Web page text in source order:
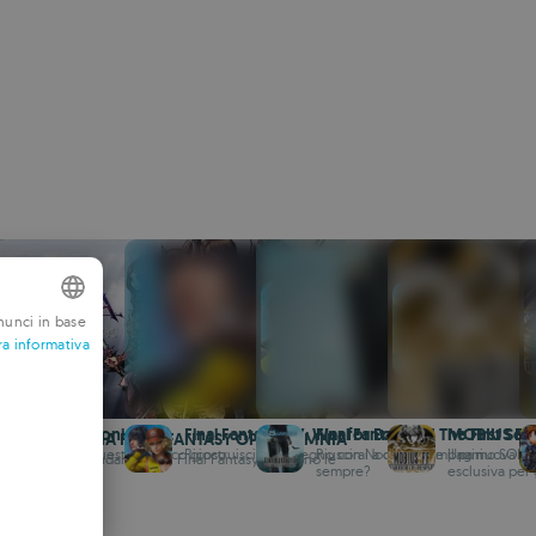
イナルフ
azione HD in
Crystal Chronicles
in questo classico gioco
DISSIDIA FINAL FANTASY OPERA OMNIA
I leggendari eroi di Final Fantasy uniscono le
Final Fantasy XV: War for Eos
Ricostruisci il tuo regno con Noctis e compagni
Final Fantasy VII The First
Riuscirai a diventare il primo
sempre?
MOBIUS
Una nuova
esclusiva per
in base
informativa